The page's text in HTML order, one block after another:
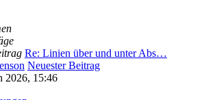
Re: Linien über und unter Abs…
Neuester Beitrag
2026, 15:46